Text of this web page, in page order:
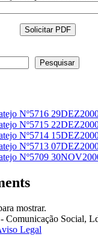
Pesquisar
Nº5716
Nº5715
Nº5714
Nº5713
Nº5709
mostrar.
Comunicação Social,
Legal